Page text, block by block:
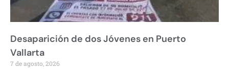
Desaparición de dos Jóvenes en Puerto
Vallarta
7 de agosto, 2026